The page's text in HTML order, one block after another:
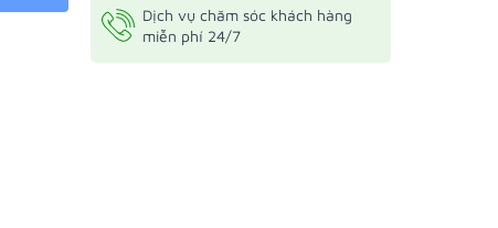
Dịch vụ chăm sóc khách hàng
miễn phí 24/7